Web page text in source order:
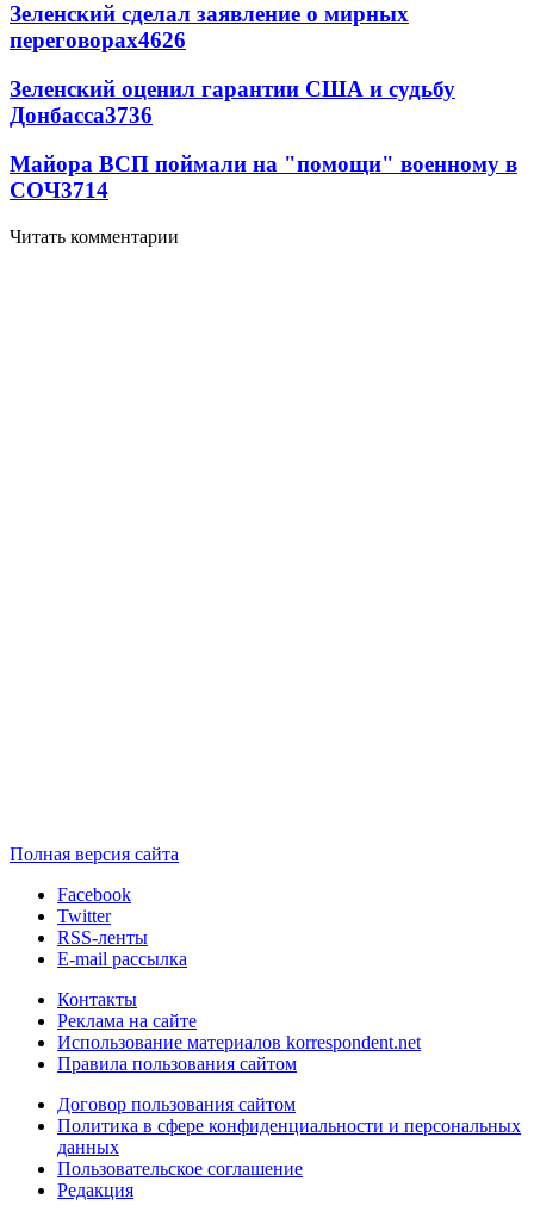
Зеленский сделал заявление о мирных
переговорах4626
Зеленский оценил гарантии США и судьбу
Донбасса3736
Майора ВСП поймали на "помощи" военному в
СОЧ3714
Читать комментарии
Полная версия сайта
Facebook
Twitter
RSS-ленты
E-mail рассылка
Контакты
Реклама на сайте
Использование материалов korrespondent.net
Правила пользования сайтом
Договор пользования сайтом
Политика в сфере конфиденциальности и персональных
данных
Пользовательское соглашение
Редакция